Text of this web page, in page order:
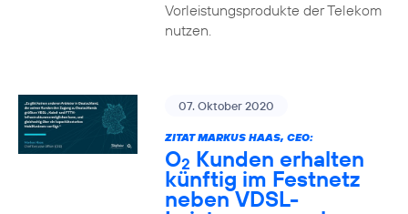
Vorleistungsprodukte der Telekom
nutzen.
07. Oktober 2020
ZITAT MARKUS HAAS, CEO:
O2 Kunden erhalten
künftig im Festnetz
neben VDSL-